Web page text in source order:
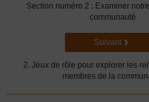
Section numéro 2 : Examiner
communauté
Suivant
Suivant
2. Jeux de rôle pour explorer les
membres de la